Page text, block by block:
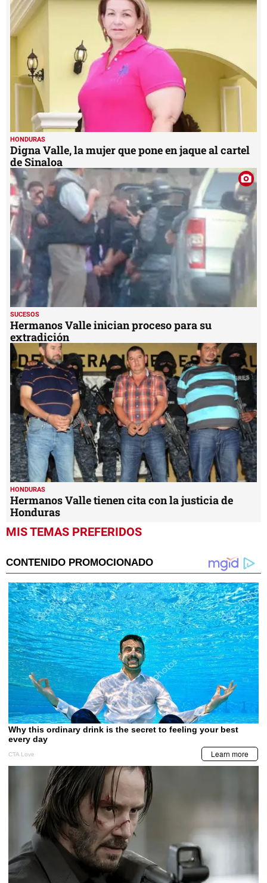
minutes,
56
seconds
HONDURAS
Digna Valle, la mujer que pone en jaque al cartel
de Sinaloa
SUCESOS
Hermanos Valle inician proceso para su
extradición
HONDURAS
Hermanos Valle tienen cita con la justicia de
Honduras
MIS TEMAS PREFERIDOS